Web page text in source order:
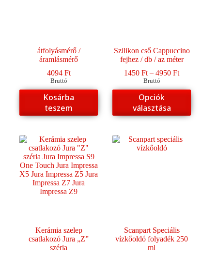
átfolyásmérő /
áramlásmérő
4094 Ft
Bruttó
Kosárba
teszem
Szilikon cső Cappuccino
fejhez / db / az méter
1450Ft – 4950Ft
-
Bruttó
Opciók
választása
Ennek
a
terméknek
több
van.
A
Kerámia szelep
csatlakozó Jura „Z”
széria
Scanpart Speciális
vízkőoldó folyadék 250
ml